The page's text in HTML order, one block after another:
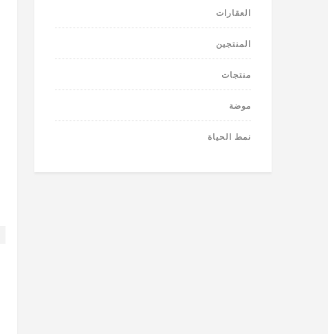
العقارات
المنتجين
منتجات
موضة
نمط الحياة